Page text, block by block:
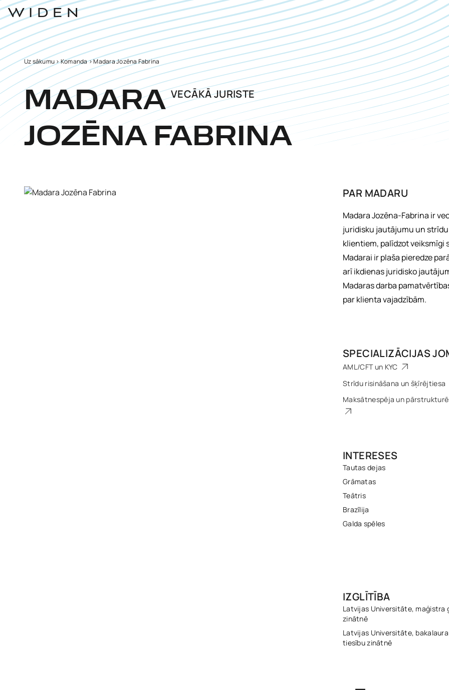
Uz sākumu >Komanda>Madara Jozēna Fabrina
MADARA VECĀKĀ JURISTE
JOZĒNA FABRINA
PAR MADARU
Madara Jozēna-Fabrina ir
juridisku jautājumu un
klientiem, palīdzot veiksmīgi
Madarai ir plaša pieredze
arī ikdienas juridisko
Madaras darba
par klienta vajadzībām.
SPECIALIZĀCIJAS
AML/CFT un KYC
Strīdu risināšana un šķīrējtiesa
Maksātnespēja un
INTERESES
Tautas dejas
Grāmatas
Teātris
Brazīlija
Galda spēles
IZGLĪTĪBA
Latvijas Universitāte, maģistra
zinātnē
Latvijas Universitāte,
tiesību zinātnē